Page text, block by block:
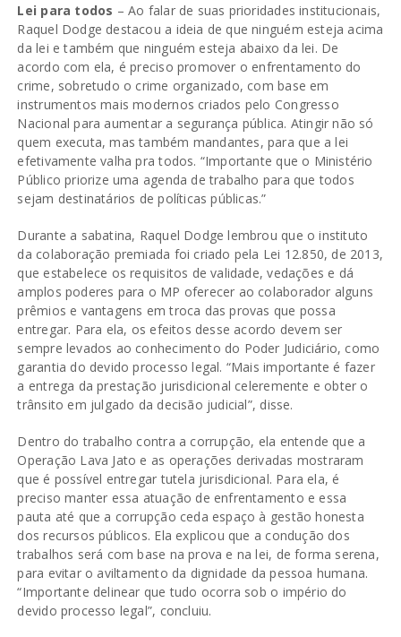
Lei para todos – Ao falar de suas prioridades institucionais,
Raquel Dodge destacou a ideia de que ninguém esteja acima
da lei e também que ninguém esteja abaixo da lei. De
acordo com ela, é preciso promover o enfrentamento do
crime, sobretudo o crime organizado, com base em
instrumentos mais modernos criados pelo Congresso
Nacional para aumentar a segurança pública. Atingir não só
quem executa, mas também mandantes, para que a lei
efetivamente valha pra todos. “Importante que o Ministério
Público priorize uma agenda de trabalho para que todos
sejam destinatários de políticas públicas.”
Durante a sabatina, Raquel Dodge lembrou que o instituto
da colaboração premiada foi criado pela Lei 12.850, de 2013,
que estabelece os requisitos de validade, vedações e dá
amplos poderes para o MP oferecer ao colaborador alguns
prêmios e vantagens em troca das provas que possa
entregar. Para ela, os efeitos desse acordo devem ser
sempre levados ao conhecimento do Poder Judiciário, como
garantia do devido processo legal. “Mais importante é fazer
a entrega da prestação jurisdicional celeremente e obter o
trânsito em julgado da decisão judicial”, disse.
Dentro do trabalho contra a corrupção, ela entende que a
Operação Lava Jato e as operações derivadas mostraram
que é possível entregar tutela jurisdicional. Para ela, é
preciso manter essa atuação de enfrentamento e essa
pauta até que a corrupção ceda espaço à gestão honesta
dos recursos públicos. Ela explicou que a condução dos
trabalhos será com base na prova e na lei, de forma serena,
para evitar o aviltamento da dignidade da pessoa humana.
“Importante delinear que tudo ocorra sob o império do
devido processo legal”, concluiu.